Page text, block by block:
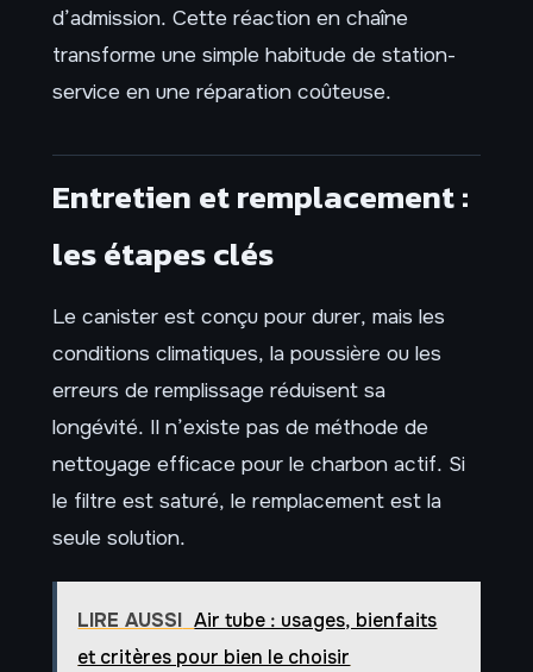
d’admission. Cette réaction en chaîne
transforme une simple habitude de station-
service en une réparation coûteuse.
Entretien et remplacement :
les étapes clés
Le canister est conçu pour durer, mais les
conditions climatiques, la poussière ou les
erreurs de remplissage réduisent sa
longévité. Il n’existe pas de méthode de
nettoyage efficace pour le charbon actif. Si
le filtre est saturé, le remplacement est la
seule solution.
LIRE AUSSI Air tube : usages, bienfaits
et critères pour bien le choisir